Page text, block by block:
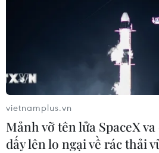
giao tháng 9/2023 hết hạn vào
0,7% lên 85,56 USD/thùng.
vietnamplus.vn
Mảnh vỡ tên lửa SpaceX
dấy lên lo ngại về rác thải